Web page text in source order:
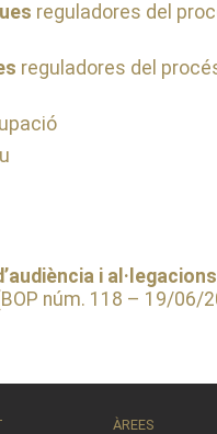
reguladores del
reguladores del
i
núm. 118 – 19/06/
ÀREES